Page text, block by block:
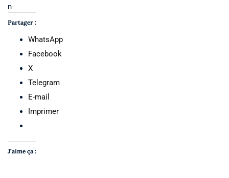
n
Partager :
WhatsApp
Facebook
X
Telegram
E-mail
Imprimer
J’aime ça :